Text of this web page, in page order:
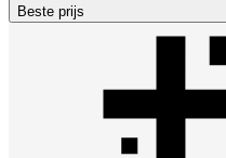
Beste prijs